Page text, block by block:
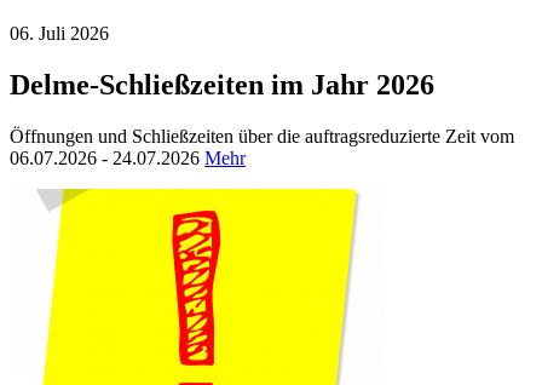
06. Juli 2026
Delme-Schließzeiten im Jahr 2026
Öffnungen und Schließzeiten über die auftragsreduzierte Zeit vom
06.07.2026 - 24.07.2026 Mehr